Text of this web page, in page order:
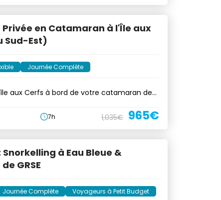
Privée en Catamaran à l'Île aux
Sud-Est)
Journée Complète
aux Cerfs à bord de votre catamaran de
7h 1,035€ 965€
Snorkelling à Eau Bleue &
GRSE
Journée Complète Voyageurs à Petit Budget